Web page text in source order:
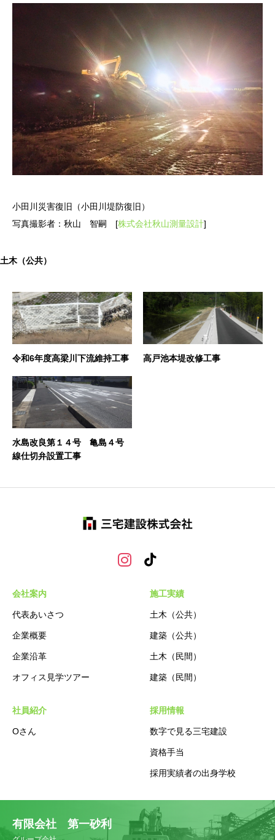
小田川災害復旧（小田川堤防復旧）
写真撮影者：秋山 智嗣 [株式会社秋山測量設計]
土木（公共）
令和6年度高梁川下流維持工事 高戸池本堤改修工事
水島改良第１４号 亀島４号
線仕切弁設置工事
会社案内
代表あいさつ
企業概要
企業沿革
オフィス見学ツアー
施工実績
土木（公共）
建築（公共）
土木（民間）
建築（民間）
社員紹介
Oさん
採用情報
数字で見る三宅建設
資格手当
採用実績者の出身学校
有限会社 第一砂利